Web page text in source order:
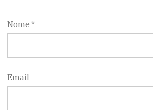
Nome *
Email